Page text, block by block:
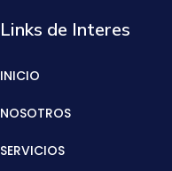
Links de Interes
INICIO
NOSOTROS
SERVICIOS